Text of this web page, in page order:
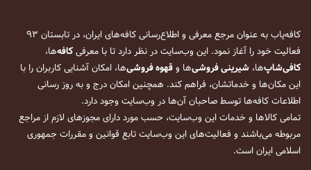
کافه‌یاب به عنوان مرجع معرفی و اطلاع‌رسانی کافه‌های ایران، در تابستان ۹۳
فعالیت خود را آغاز نمود. این وب‌سایت در نظر دارد تا با معرفیکافه‌ها،
کافی‌شاپ‌ها، شیرینی فروشی‌ها وقهوه فروشی‌ها، امکان آشنایی کاربران را با
این مکان‌ها و خدماتشان، فراهم کند. همچنین امکان درج و به روز رسانی
اطلاعات کافه‌ها توسط صاحبان آن‌ها در وب‌سایت وجود دارد.
تمامی کالاها و خدمات این وب‌سایت، حسب مورد دارای مجوزهای لازم از مراجع
مربوطه می‌باشند و فعالیت‌های این وب‌سایت تابع قوانین و مقررات جمهوری
اسلامی ایران است.